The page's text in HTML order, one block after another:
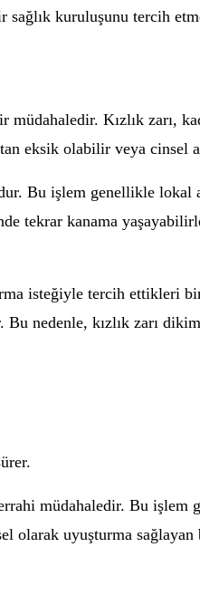
kuruluşunu tercih
müdahaledir. Kızlık zarı,
eksik olabilir veya
Bu işlem genellikle
tekrar kanama
isteğiyle tercih ettikleri
nedenle, kızlık zarı
müdahaledir. Bu
olarak uyuşturma